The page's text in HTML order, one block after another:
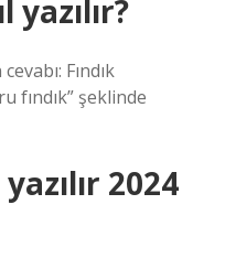
yazılır?
Fındık
fındık” şeklinde
2024